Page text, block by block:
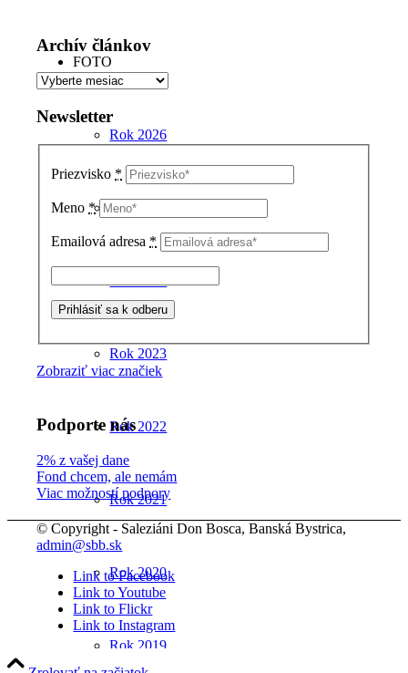
FOTO
Rok 2026
Rok 2025
Rok 2023
Rok 2022
Rok 2021
Rok 2020
Rok 2019
Archív článkov
Archív
Newsletter
Priezvisko *
Meno *
Emailová adresa *
Zobraziť viac značiek
Podporte nás
2% z vašej dane
Fond chcem, ale nemám
Viac možností podpory
© Copyright - Saleziáni Don Bosca, Banská Bystrica,
admin@sbb.sk
Link to Facebook
Link to Youtube
Link to Flickr
Link to Instagram